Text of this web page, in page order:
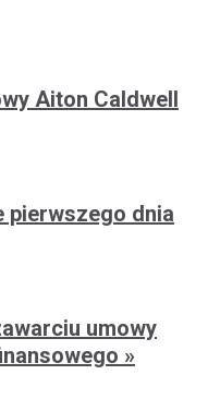
Aiton Caldwell
pierwszego dnia
umowy